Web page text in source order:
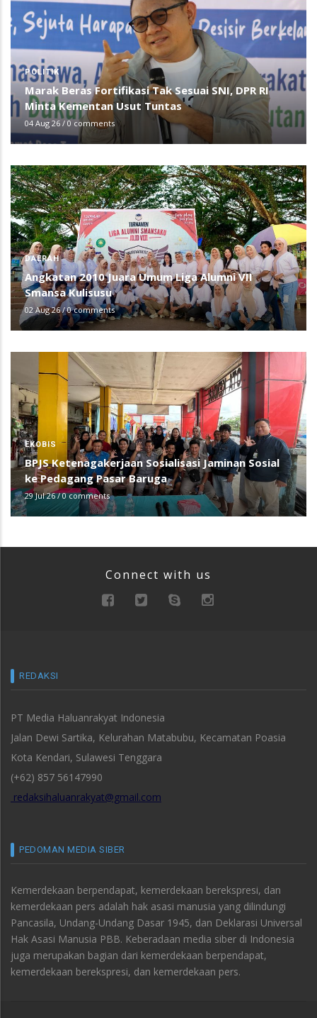
POLITIK
Marak Beras Fortifikasi Tak Sesuai SNI, DPR RI
Minta Kementan Usut Tuntas
04 Aug 26 / 0 comments
DAERAH
Angkatan 2010 Juara Umum Liga Alumni VII
Smansa Kulisusu
02 Aug 26/0 comments
EKOBIS
BPJS Ketenagakerjaan Sosialisasi Jaminan Sosial
ke Pedagang Pasar Baruga
29 Jul 26/0 comments
Connect with us
REDAKSI
PT Media Haluanrakyat Indonesia
Jalan Dewi Sartika, Kelurahan Matabubu, Kecamatan Poasia
Kota Kendari, Sulawesi Tenggara
(+62) 857 56147990
redaksihaluanrakyat@gmail.com
PEDOMAN MEDIA SIBER
Kemerdekaan berpendapat, kemerdekaan berekspresi, dan
kemerdekaan pers adalah hak asasi manusia yang dilindungi
Pancasila, Undang-Undang Dasar 1945, dan Deklarasi Universal
Hak Asasi Manusia PBB. Keberadaan media siber di Indonesia
juga merupakan bagian dari kemerdekaan berpendapat,
kemerdekaan berekspresi, dan kemerdekaan pers.